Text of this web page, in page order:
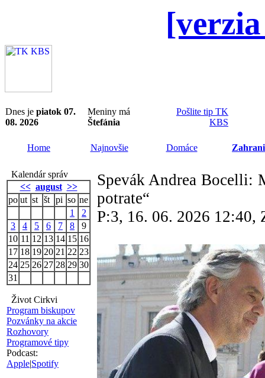
Dnes je piatok 07.
08. 2026
Meniny má
Štefánia
Pošlite tip TK
KBS
Home Najnovšie Domáce
Kalendár správ
<< august >>
po ut st št pi so ne
1
2
3
4 5 6 7 8
9
10 11 12 13 14 15 16
17 18 19 20 21 22 23
24 25 26 27 28 29 30
31
Život Cirkvi
Program biskupov
Pozvánky na akcie
Rozhovory
Programové tipy
Podcast:
Apple|Spotify
Spevák Andrea Bocelli:
potrate“
P:3, 16. 06. 2026 12:40,